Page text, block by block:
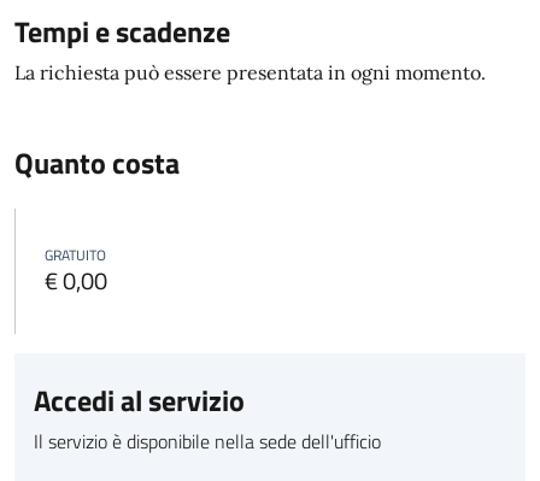
Tempi e scadenze
La richiesta può essere presentata in ogni momento.
Quanto costa
GRATUITO
€ 0,00
Accedi al servizio
Il servizio è disponibile nella sede dell'ufficio